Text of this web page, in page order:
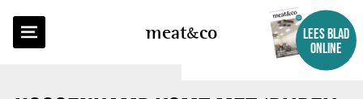
meatco
LEES BLAD
ONLINE
TERUG NAAR OVERZICHT